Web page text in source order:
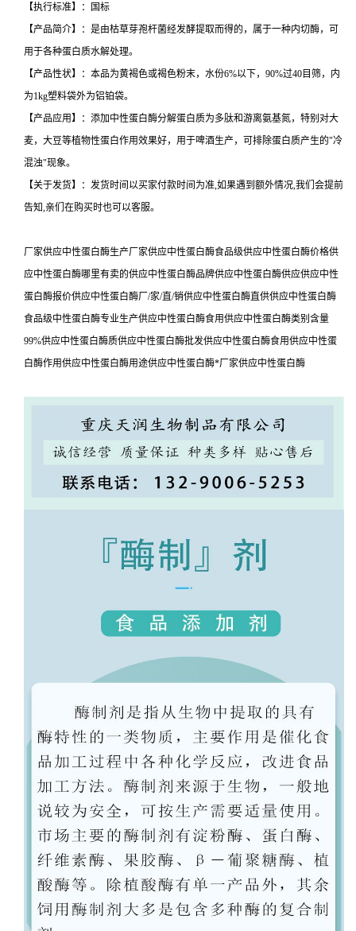
【执行标准】：国标
【产品简介】：是由枯草芽孢杆菌经发酵提取而得的，属于一种内切酶，可
用于各种蛋白质水解处理。
【产品性状】：本品为黄褐色或褐色粉末，水份6%以下，90%过40目筛，内
为1kg塑料袋外为铝铂袋。
【产品应用】：添加中性蛋白酶分解蛋白质为多肽和游离氨基氮，特别对大
麦，大豆等植物性蛋白作用效果好，用于啤酒生产，可排除蛋白质产生的"冷
混浊"现象。
【关于发货】：发货时间以买家付款时间为准,如果遇到额外情况,我们会提前
告知,亲们在购买时也可以客服。
厂家供应中性蛋白酶生产厂家供应中性蛋白酶食品级供应中性蛋白酶价格供
应中性蛋白酶哪里有卖的供应中性蛋白酶品牌供应中性蛋白酶供应供应中性
蛋白酶报价供应中性蛋白酶厂/家/直/销供应中性蛋白酶直供供应中性蛋白酶
食品级中性蛋白酶专业生产供应中性蛋白酶食用供应中性蛋白酶类别含量
99%供应中性蛋白酶质供应中性蛋白酶批发供应中性蛋白酶食用供应中性蛋
白酶作用供应中性蛋白酶用途供应中性蛋白酶*厂家供应中性蛋白酶